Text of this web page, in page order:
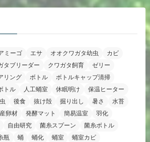
ミーゴ エサ オオクワガタ幼虫
カビ
タブリーダー クワガタ飼育
ゼリー
リング ボトル
ボトルキャップ清掃
トル 人工蛹室 休眠明け
保温ヒーター
後食 抜け殻 掘り出し 暑さ
水苔
産卵材 発酵マット 簡易温室
羽化
自由研究 菌糸スプーン
菌糸ボトル
瓶 蛹 蛹化 蛹室
蛹室カビ